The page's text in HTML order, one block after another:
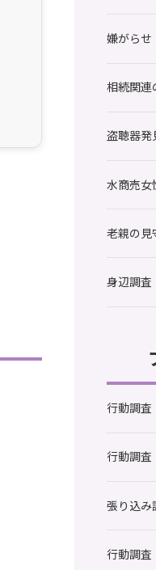
嫌がらせ
相続関連
盗聴器発
水商売女
老親の見
身辺調査
行動調査
行動調査
張り込み
行動調査